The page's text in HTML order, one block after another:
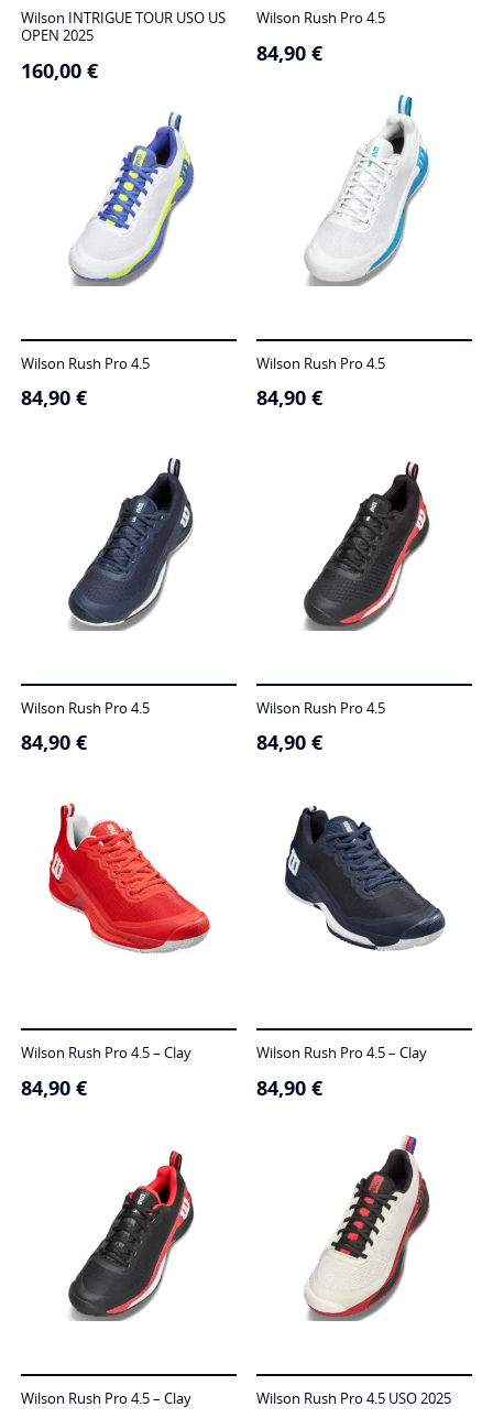
Wilson INTRIGUE TOUR USO US
OPEN 2025
160,00 €
Wilson Rush Pro 4.5
84,90 €
Wilson Rush Pro 4.5
84,90 €
Wilson Rush Pro 4.5
84,90 €
Wilson Rush Pro 4.5
84,90 €
Wilson Rush Pro 4.5
84,90 €
Wilson Rush Pro 4.5 – Clay
84,90 €
Wilson Rush Pro 4.5 – Clay
84,90 €
Wilson Rush Pro 4.5 – Clay Wilson Rush Pro 4.5 USO 2025